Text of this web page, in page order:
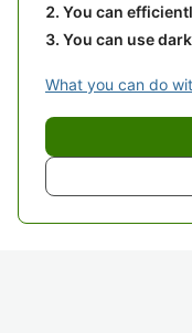
You can
You can use
What you can do